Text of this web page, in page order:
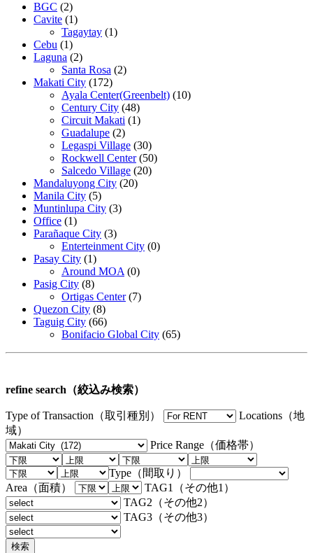
BGC (2)
Cavite (1)
Tagaytay (1)
Cebu (1)
Laguna (2)
Santa Rosa (2)
Makati City (172)
Ayala Center(Greenbelt) (10)
Century City (48)
Circuit Makati (1)
Guadalupe (2)
Legaspi Village (30)
Rockwell Center(50)
Salcedo Village (20)
Mandaluyong City (20)
Manila City (5)
Muntinlupa City (3)
Office (1)
Parañaque City (3)
Enterteinment City (0)
Pasay City (1)
Around MOA (0)
Pasig City (8)
Ortigas Center(7)
Quezon City (8)
Taguig City (66)
Bonifacio Global City (65)
refine search（絞込み検索）
Type of Transaction（取引種別）
Locations（地
域）
Price Range（価格帯）
Type（間取り）
Area（面積）
TAG1（その他1）
TAG2（その他2）
TAG3（その他3）